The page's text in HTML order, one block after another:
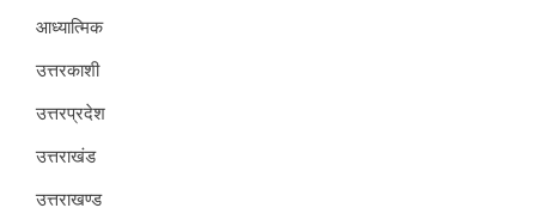
आध्यात्मिक
उत्तरकाशी
उत्तरप्रदेश
उत्तराखंड
उत्तराखण्ड